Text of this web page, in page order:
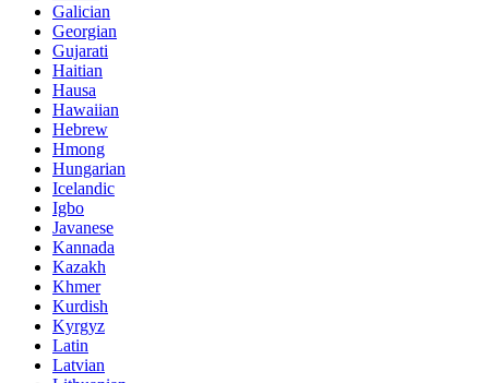
Galician
Georgian
Gujarati
Haitian
Hausa
Hawaiian
Hebrew
Hmong
Hungarian
Icelandic
Igbo
Javanese
Kannada
Kazakh
Khmer
Kurdish
Kyrgyz
Latin
Latvian